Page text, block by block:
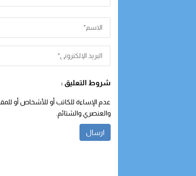
شروط التعليق :
عدم الإساءة للكاتب أو للأشخاص أو
والعنصري والشتائم.